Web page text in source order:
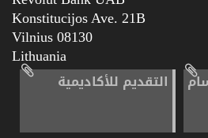
Konstitucijos Ave. 21B
08130 Vilnius
Lithuania
التقديم للأكاديمية